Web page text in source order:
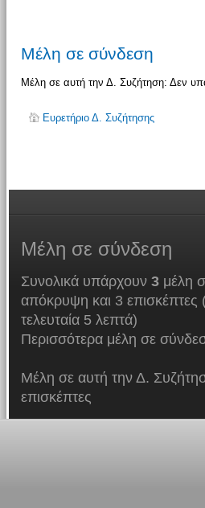
Μέλη σε σύνδεση
Μέλη σε αυτή την Δ. Συζήτηση: Δεν
Ευρετήριο Δ. Συζήτησης
Μέλη σε σύνδεση
Συνολικά υπάρχουν 3μέλη
απόκρυψη και 3 επισκέπτες
τελευταία 5 λεπτά)
Περισσότερα μέλη σε
Μέλη σε αυτή την Δ.
επισκέπτες